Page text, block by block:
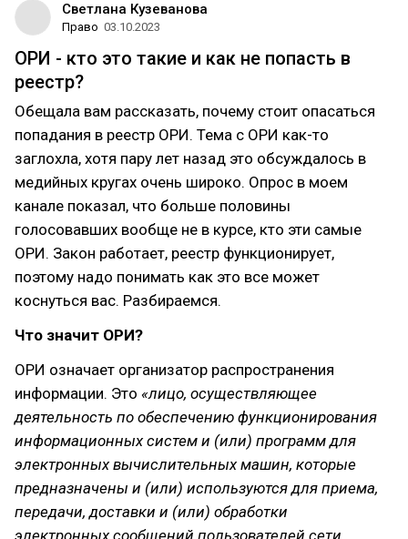
Светлана Кузеванова
Право 03.10.2023
ОРИ - кто это такие и как не попасть в
реестр?
Обещала вам рассказать, почему стоит опасаться
попадания в реестр ОРИ. Тема с ОРИ как-то
заглохла, хотя пару лет назад это обсуждалось в
медийных кругах очень широко. Опрос в моем
канале показал, что больше половины
голосовавших вообще не в курсе, кто эти самые
ОРИ. Закон работает, реестр функционирует,
поэтому надо понимать как это все может
коснуться вас. Разбираемся.
Что значит ОРИ?
ОРИ означает организатор распространения
информации. Это «лицо, осуществляющее
деятельность по обеспечению функционирования
информационных систем и (или) программ для
электронных вычислительных машин, которые
предназначены и (или) используются для приема,
передачи, доставки и (или) обработки
электронных сообщений пользователей сети